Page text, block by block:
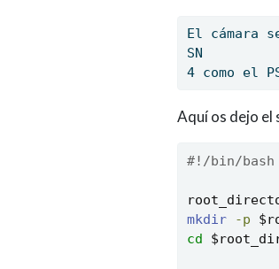
El cámara
SN
4 como el
Aquí os dejo
#!/bin/bash
mkdir
-p
cd